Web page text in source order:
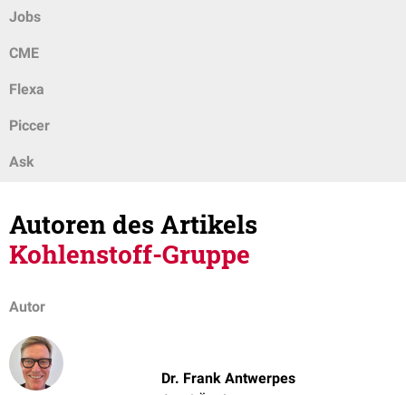
Jobs
CME
Flexa
Piccer
Ask
Autoren des Artikels
Kohlenstoff-Gruppe
Autor
Dr. Frank Antwerpes